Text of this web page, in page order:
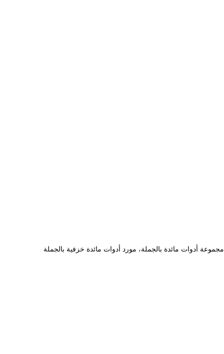
مجموعة أدوات مائدة بالجملة، مورد أدوات مائدة خزفية بالجملة